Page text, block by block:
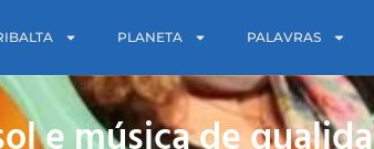
PLANETA PALAVRAS
e música de